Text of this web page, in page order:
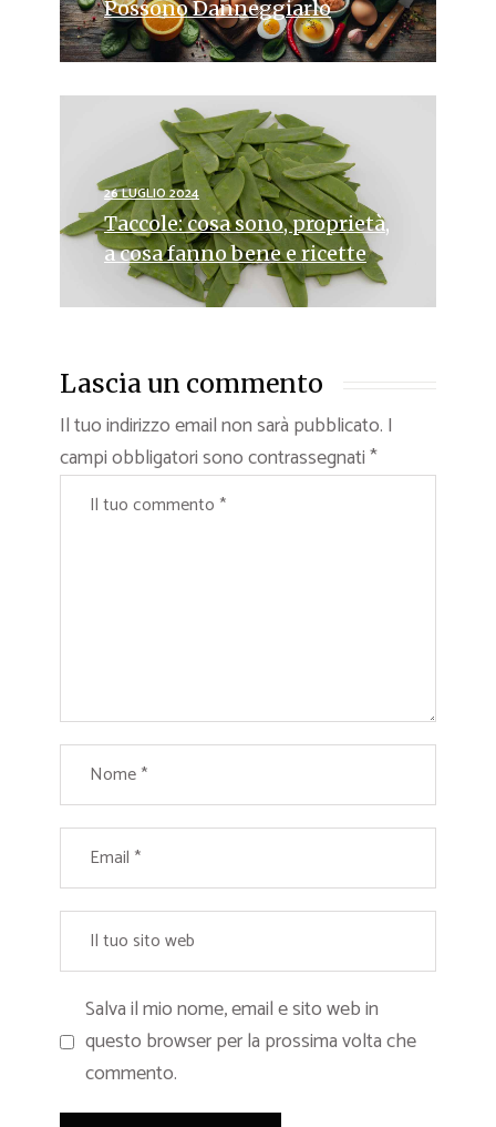
Possono Danneggiarlo
26 LUGLIO 2024
Taccole: cosa sono, proprietà,
a cosa fanno bene e ricette
Lascia un commento
Il tuo indirizzo email non sarà pubblicato. I
campi obbligatori sono contrassegnati*
Salva il mio nome, email e sito web in
questo browser per la prossima volta che
commento.